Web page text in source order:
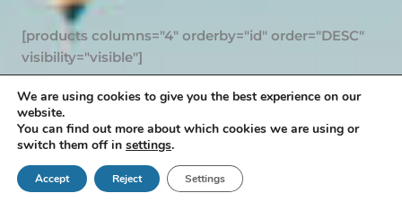
[products columns="4" orderby="id" order="DESC"
visibility="visible"]
Copyright © 2026 Bulaja naklada d.o.o. | Powered by
We are using cookies to give you the best experience on our
website.
You can find out more about which cookies we are using or
switch them off in settings.
Accept Reject Settings